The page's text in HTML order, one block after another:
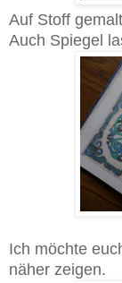
Auf Stoff
Auch Spiegel
Ich möchte
näher zeigen.